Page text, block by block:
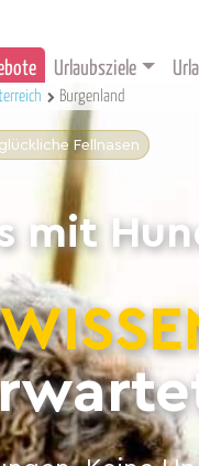
Urlaubsziele
Burgenland
Fellnasen
mit